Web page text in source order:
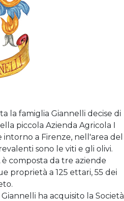
la famiglia Giannelli decise di
piccola Azienda Agricola I
a Firenze, nell'area del
sono le viti e gli olivi.
è composta da tre aziende
proprietà a 125 ettari, 55 dei
ha acquisito la Società